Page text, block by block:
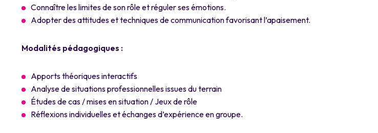
Connaître les limites de son rôle et réguler ses émotions.
Adopter des attitudes et techniques de communication favorisant l’apaisement.
Modalités pédagogiques :
Apports théoriques interactifs
Analyse de situations professionnelles issues du terrain
Études de cas / mises en situation / Jeux de rôle
Réflexions individuelles et échanges d’expérience en groupe.